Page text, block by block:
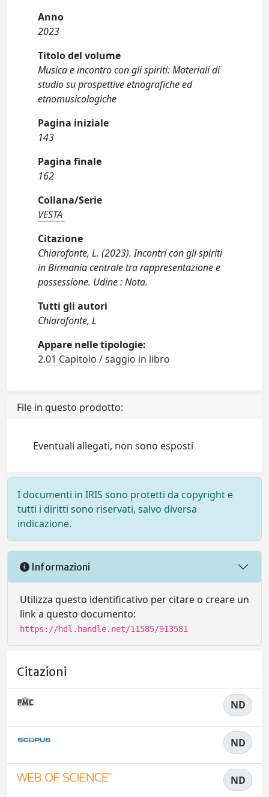
Anno
2023
Titolo del volume
Musica e incontro con gli spiriti: Materiali di
studio su prospettive etnografiche ed
etnomusicologiche
Pagina iniziale
143
Pagina finale
162
Collana/Serie
VESTA
Citazione
Chiarofonte, L. (2023). Incontri con gli spiriti
in Birmania centrale tra rappresentazione e
possessione. Udine : Nota.
Tutti gli autori
Chiarofonte, L
Appare nelle tipologie:
2.01 Capitolo / saggio in libro
File in questo prodotto:
Eventuali allegati, non sono esposti
I documenti in IRIS sono protetti da copyright e
tutti i diritti sono riservati, salvo diversa
indicazione.
Informazioni
Utilizza questo identificativo per citare o creare un
link a questo documento:
https://hdl.handle.net/11585/913581
Citazioni
ND
ND
ND